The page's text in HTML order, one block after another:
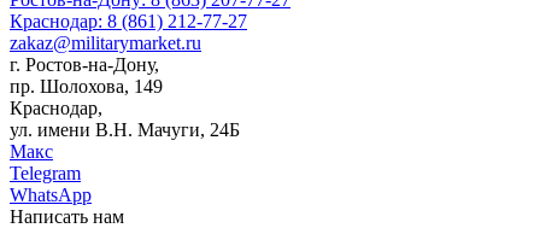
Краснодар: 8 (861) 212-77-27
zakaz@militarymarket.ru
г. Ростов-на-Дону,
пр. Шолохова, 149
Краснодар,
ул. имени В.Н. Мачуги, 24Б
Макс
Telegram
WhatsApp
Написать нам